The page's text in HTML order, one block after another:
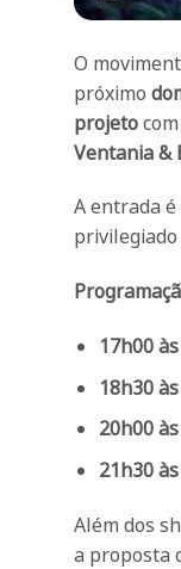
O
próximo
projeto
Ventania &
A entrada
17h00
18h30
20h00
21h30
Além dos
a proposta